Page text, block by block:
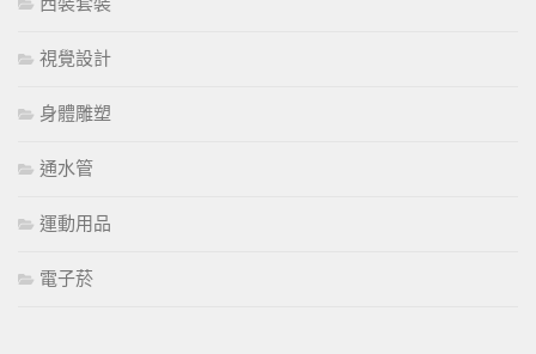
視覺設計
身體雕塑
通水管
運動用品
電子菸